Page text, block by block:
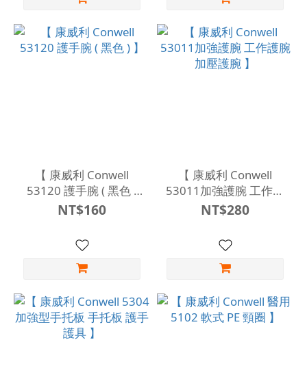
【 康威利 Conwell
53120 護手腕 ( 黑色 )
】
NT$160
【 康威利 Conwell
53011加強護腕 工作護
NT$280